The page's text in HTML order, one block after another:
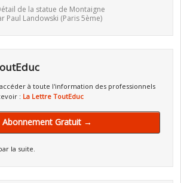
de la statue de Montaigne
Paul Landowski (Paris 5ème)
à toute l'information des professionnels
: La Lettre ToutEduc
Abonnement Gratuit →
la suite.